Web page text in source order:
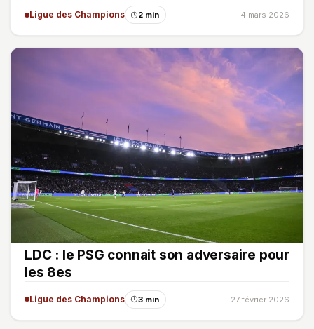
Ligue des Champions 2 min 4 mars 2026
LDC : le PSG connait son adversaire pour
les 8es
Ligue des Champions 3 min 27 février 2026